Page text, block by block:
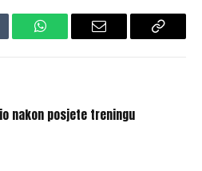
WhatsAppEmail
Copy
nakon posjete treningu